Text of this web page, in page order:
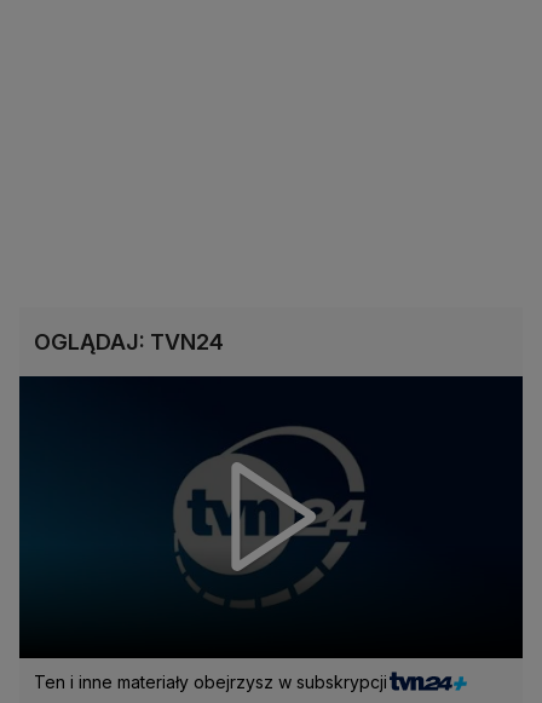
OGLĄDAJ: TVN24
Ten i inne materiały obejrzysz w subskrypcji